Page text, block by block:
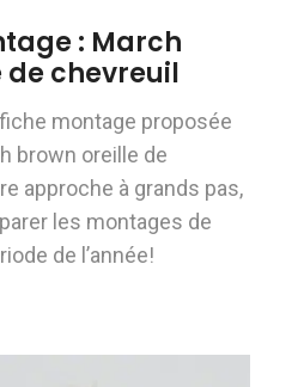
: March
chevreuil
montage proposée
brown oreille de
approche à grands pas,
les montages de
de l’année!